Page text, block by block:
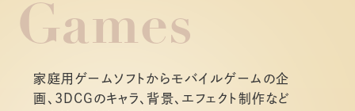
Games
家庭用ゲームソフトからモバイルゲームの企
画、3DCGのキャラ、背景、エフェクト制作など